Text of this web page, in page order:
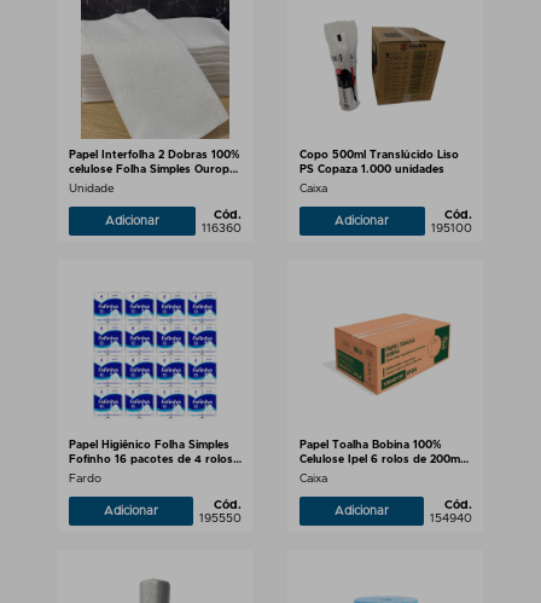
Papel Interfolha 2 Dobras 100%
celulose Folha Simples Ouropel
1.000 folhas
Unidade
Adicionar
Cód.
116360
Copo 500ml Translúcido Liso
PS Copaza 1.000 unidades
Caixa
Adicionar
Cód.
195100
Papel Higiênico Folha Simples
Fofinho 16 pacotes de 4 rolos
com 30m
Fardo
Adicionar
Cód.
195550
Papel Toalha Bobina 100%
Celulose Ipel 6 rolos de 200m
24gr
Caixa
Adicionar
Cód.
154940